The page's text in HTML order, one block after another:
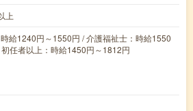
上
給1240円～1550円 / 介護福祉士：時給1550
任者以上：時給1450円～1812円